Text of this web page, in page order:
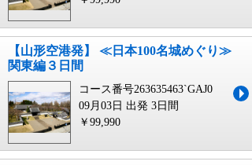
【山形空港発】 ≪日本100名城めぐり≫
関東編３日間
コース番号263635463`GAJ0
09月03日 出発 3日間
￥99,990